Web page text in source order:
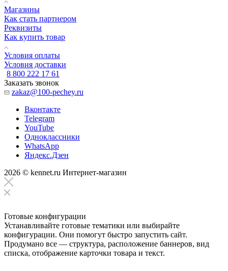
Магазины
Как стать партнером
Реквизиты
Как купить товар
Условия оплаты
Условия доставки
8 800 222 17 61
Заказать звонок
zakaz@100-pechey.ru
Вконтакте
Telegram
YouTube
Одноклассники
WhatsApp
Яндекс.Дзен
2026 © kennet.ru Интернет-магазин
Готовые конфигурации
Устанавливайте готовые тематики или выбирайте
конфигурации. Они помогут быстро запустить сайт.
Продумано все — структура, расположение баннеров, вид
списка, отображение карточки товара и текст.